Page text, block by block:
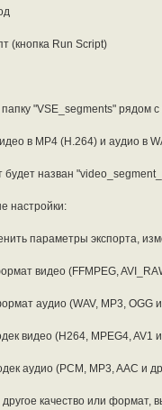
все видео и аудио полосы
= [s for s in
video or audio
все уникальные точки
= sorted(cut_points)
range(len(cut_points) -
= cut_points[i + 1]
= end_frame -
нулевые
=
(кнопка Run Script)
папку "VSE_segments" рядом
в MP4 (H.264) и аудио в
будет назван
настройки:
параметры экспорта,
видео (FFMPEG,
аудио (WAV, MP3, OGG
видео (H264, MPEG4, AV1
аудио (PCM, MP3, AAC и
качество или